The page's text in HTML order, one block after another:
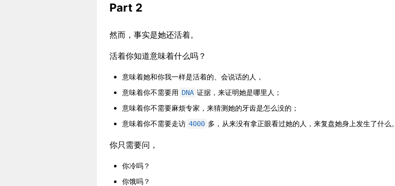
Part 2
然而，事实是她还活着。
活着你知道意味着什么吗？
意味着她和你我一样是活着的、会说话的人，
意味着你不需要用 DNA 证据，来证明她是哪里人；
意味着你不需要麻烦专家，来猜测她的牙齿是怎么没的；
意味着你不需要走访 4000 多，从来没有拿正眼看过她的人，来复盘她身上发生了什么。
你只需要问，
你冷吗？
你饿吗？